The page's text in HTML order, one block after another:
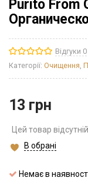
Purito From
Відгуки 0
Категорії: Очищення,
13 грн
Цей товар
В обрані
Немає в